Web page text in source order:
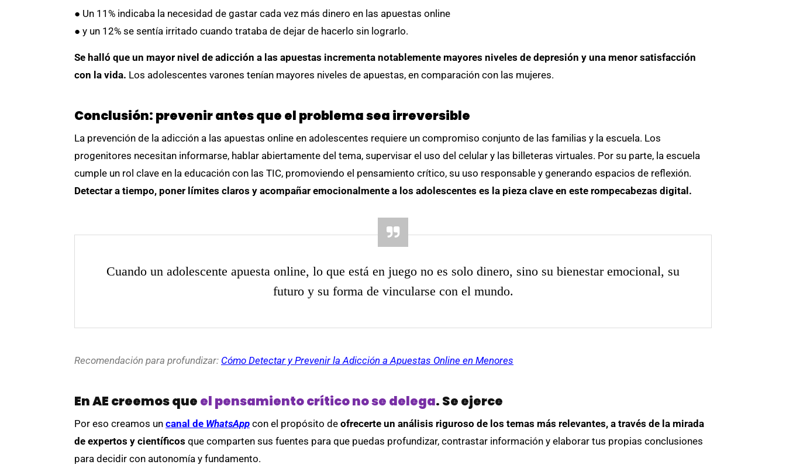
● Un 11% indicaba la necesidad de gastar cada vez más dinero en las apuestas online
● y un 12% se sentía irritado cuando trataba de dejar de hacerlo sin lograrlo.
Se halló que un mayor nivel de adicción a las apuestas incrementa notablemente mayores niveles de depresión y una menor satisfacción
con la vida. Los adolescentes varones tenían mayores niveles de apuestas, en comparación con las mujeres.
Conclusión: prevenir antes que el problema sea irreversible
La prevención de la adicción a las apuestas online en adolescentes requiere un compromiso conjunto de las familias y la escuela. Los
progenitores necesitan informarse, hablar abiertamente del tema, supervisar el uso del celular y las billeteras virtuales. Por su parte, la escuela
cumple un rol clave en la educación con las TIC, promoviendo el pensamiento crítico, su uso responsable y generando espacios de reflexión.
Detectar a tiempo, poner límites claros y acompañar emocionalmente a los adolescentes es la pieza clave en este rompecabezas digital.
Cuando un adolescente apuesta online, lo que está en juego no es solo dinero, sino su bienestar emocional, su
futuro y su forma de vincularse con el mundo.
Recomendación para profundizar: Cómo Detectar y Prevenir la Adicción a Apuestas Online en Menores
En AE creemos que el pensamiento crítico no se delega. Se ejerce
Por eso creamos un canal de WhatsApp con el propósito de ofrecerte un análisis riguroso de los temas más relevantes, a través de la mirada
de expertos y científicos que comparten sus fuentes para que puedas profundizar, contrastar información y elaborar tus propias conclusiones
para decidir con autonomía y fundamento.